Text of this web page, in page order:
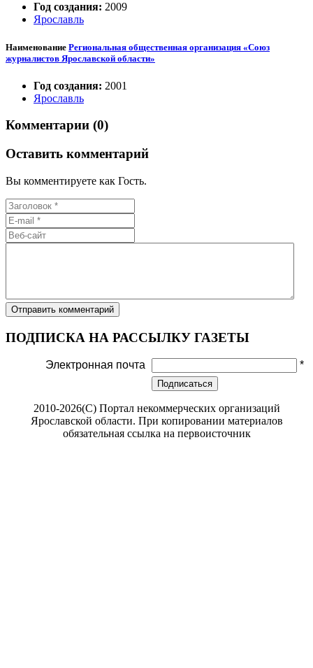
Год создания: 2009
Ярославль
Наименование Региональная общественная организация «Союз
журналистов Ярославской области»
Год создания: 2001
Ярославль
Комментарии (0)
Оставить комментарий
Вы комментируете как Гость.
ПОДПИСКА НА РАССЫЛКУ ГАЗЕТЫ
Электронная почта *
Подписаться
2010-2026(С) Портал некоммерческих организаций
Ярославской области. При копировании материалов
обязательная ссылка на первоисточник